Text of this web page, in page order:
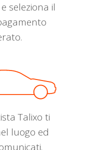
seleziona il
Talixo ti
luogo ed